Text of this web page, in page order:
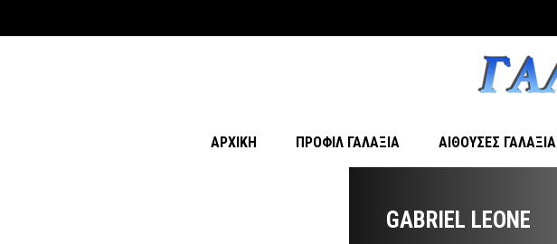
ΑΡΧΙΚΉ ΠΡΟΦΊΛ ΓΑΛΑΞΊΑ ΑΊΘΟΥΣΕΣ ΓΑΛΑΞΊΑ
GABRIEL LEONE